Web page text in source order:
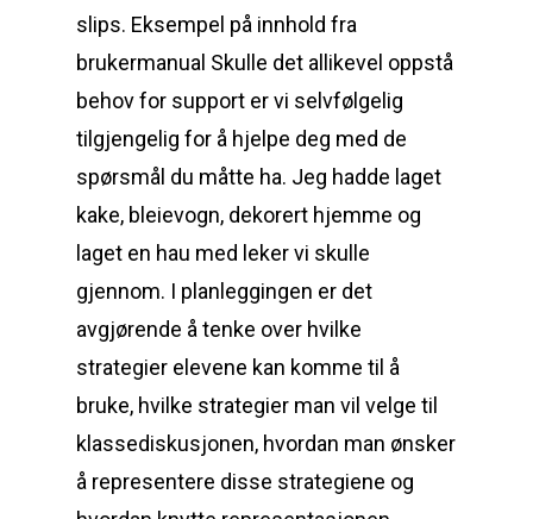
slips. Eksempel på innhold fra
brukermanual Skulle det allikevel oppstå
behov for support er vi selvfølgelig
tilgjengelig for å hjelpe deg med de
spørsmål du måtte ha. Jeg hadde laget
kake, bleievogn, dekorert hjemme og
laget en hau med leker vi skulle
gjennom. I planleggingen er det
avgjørende å tenke over hvilke
strategier elevene kan komme til å
bruke, hvilke strategier man vil velge til
klassediskusjonen, hvordan man ønsker
å representere disse strategiene og